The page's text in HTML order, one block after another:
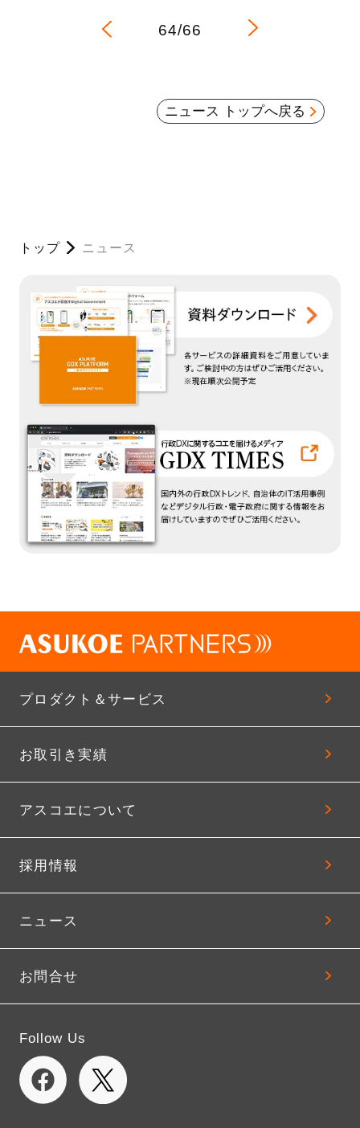
64/66
ニュース トップへ戻る
トップ ニュース
プロダクト＆サービス
お取引き実績
アスコエについて
採用情報
ニュース
お問合せ
Follow Us